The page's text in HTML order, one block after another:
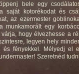
bele egy
saját kotorékodat és
az ezermester
munkamorált egy
hogy élvezhesse a
legyen hely
és fényekkel. Mélyedj el
Szeretnéd